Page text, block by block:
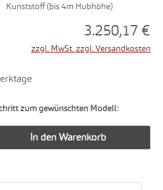
Kunststoff (bis 4m Hubhöhe)
3.250,17 €
zzgl. MwSt. zzgl. Versandkosten
zum gewünschten Modell:
den gewünschten
In den Warenkorb